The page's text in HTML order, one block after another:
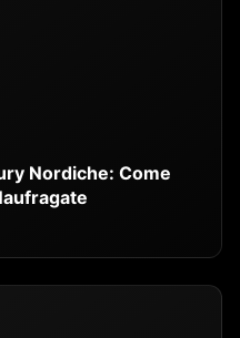
Nordiche: Come